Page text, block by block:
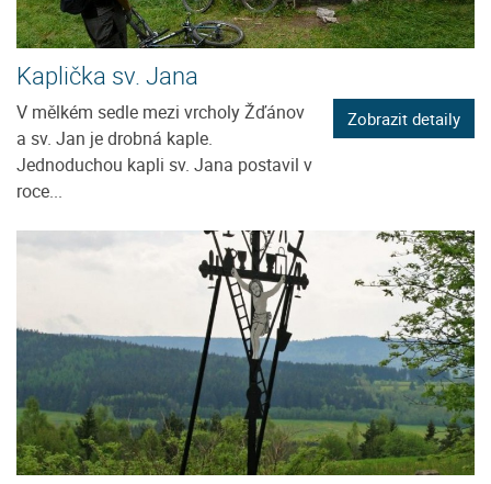
Kaplička sv. Jana
V mělkém sedle mezi vrcholy Žďánov
a sv. Jan je drobná kaple.
Jednoduchou kapli sv. Jana postavil v
roce...
Zobrazit detaily